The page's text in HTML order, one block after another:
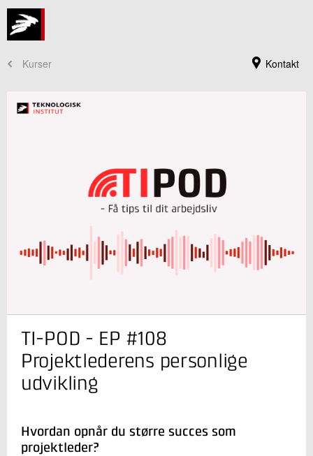
Kontakt
Kurser
Kursusadministration
+45 72 20 30 00
Kontakt os
TI-POD - EP #108
Projektlederens personlige
udvikling
Hvordan opnår du større succes som
projektleder?